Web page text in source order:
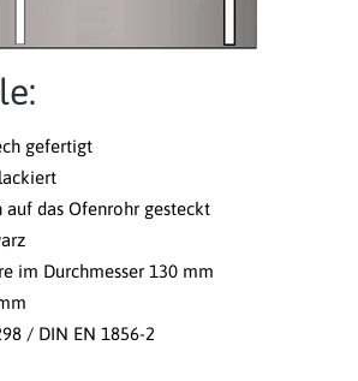
gefertigt
auf das Ofenrohr gesteckt
im Durchmesser 130 mm
/ DIN EN 1856-2